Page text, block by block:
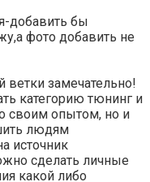
добавить бы
фото добавить не
ветки замечательно!
категорию тюнинг и
своим опытом, но и
людям
источник
сделать личные
какой либо